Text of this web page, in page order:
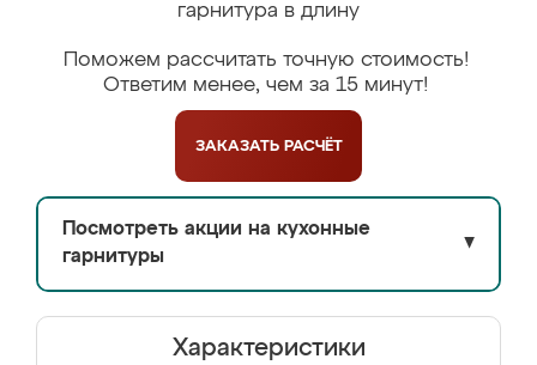
гарнитура в длину
Поможем рассчитать точную стоимость!
Ответим менее, чем за 15 минут!
ЗАКАЗАТЬ РАСЧЁТ
Посмотреть акции на кухонные
гарнитуры
▼
Характеристики